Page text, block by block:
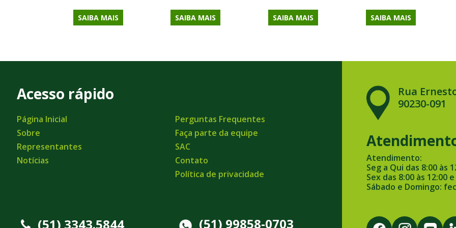
SAIBA MAIS SAIBA MAIS SAIBA MAIS SAIBA MAIS
Acesso rápido
Página Inicial
Sobre
Representantes
Notícias
Perguntas Frequentes
Faça parte da equipe
SAC
Contato
Política de privacidade
(51) 3343.5844 (51) 99858-0703
Rua
90230-091
Atendimento:
Seg a Qui das 8:00 às
Sex das 8:00 às 12:00
Sábado e Domingo: